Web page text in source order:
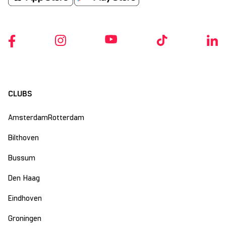
CLUBS
Amsterdam
Bilthoven
Bussum
Den Haag
Eindhoven
Groningen
Rotterdam